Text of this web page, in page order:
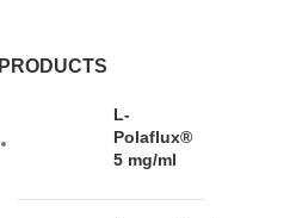
PRODUCTS
L-
Polaflux®
5 mg/ml